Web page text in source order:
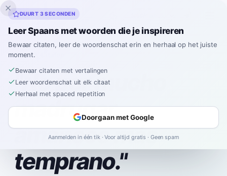
Inklingo
Spaans
"No por mucho
madrugar
amanece más
temprano."
DUURT 3 SECONDEN
Leer Spaans met woorden die je inspireren
Bewaar citaten, leer de woordenschat erin en herhaal op het juiste
moment.
Bewaar citaten met vertalingen
Leer woordenschat uit elk citaat
Herhaal met spaced repetition
Doorgaan met Google
Aanmelden in één tik · Voor altijd gratis · Geen spam